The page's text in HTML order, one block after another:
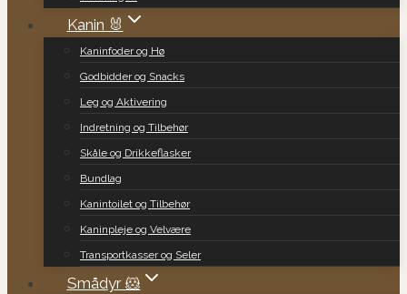
Kanin 🐰
Kaninfoder og Hø
Godbidder og Snacks
Leg og Aktivering
Indretning og Tilbehør
Skåle og Drikkeflasker
Bundlag
Kanintoilet og Tilbehør
Kaninpleje og Velvære
Transportkasser og Seler
Smådyr 🐹